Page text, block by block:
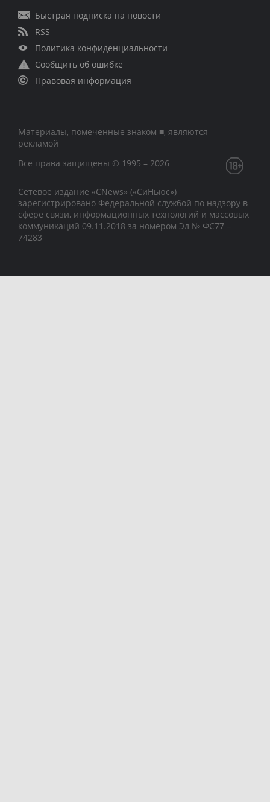
Быстрая подписка на новости
RSS
Политика конфиденциальности
Сообщить об ошибке
Правовая информация
Материалы, помеченные знаком ■, являются
рекламой
Все права защищены © 1995 – 2026
Сетевое издание «CNews» («СиНьюс»)
зарегистрировано Федеральной службой по надзору в
сфере связи, информационных технологий и массовых
коммуникаций 09.11.2018 за номером Эл № ФС77 –
74283